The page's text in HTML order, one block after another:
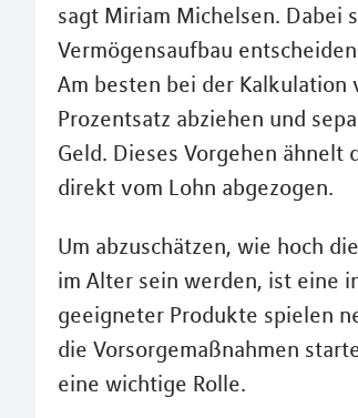
sagt Miriam Michelsen. Dabei
Vermögensaufbau
Am besten bei der
Prozentsatz abziehen und
Geld. Dieses Vorgehen ähnelt
direkt vom Lohn abgezogen.
Um abzuschätzen, wie hoch
im Alter sein werden, ist eine
geeigneter Produkte spielen
die Vorsorgemaßnahmen
eine wichtige Rolle.